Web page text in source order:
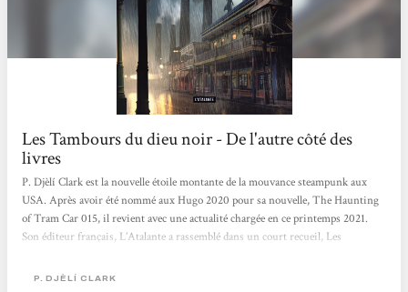
Les Tambours du dieu noir - De l'autre côté des
livres
P. Djèlí Clark est la nouvelle étoile montante de la mouvance steampunk aux
USA. Après avoir été nommé aux Hugo 2020 pour sa nouvelle, The Haunting
of Tram Car 015, il revient avec une actualité chargée en ce printemps 2021.
Son éditeur français, L’Atalante a rassemblé dans un court recueil, Les
donne aussi son titre à l’ouvrage, se déroule à La Nouvelle-Orléans en 1880.
P. DJÈLÍ CLARK